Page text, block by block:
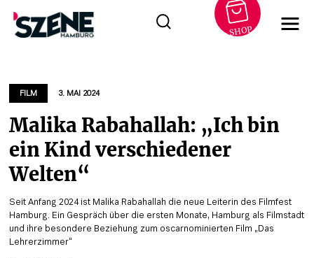
springen
SHOP
FILM 3. MAI 2024
Malika Rabahallah: „Ich bin
ein Kind verschiedener
Welten“
Seit Anfang 2024 ist Malika Rabahallah die neue Leiterin des Filmfest
Hamburg. Ein Gespräch über die ersten Monate, Hamburg als Filmstadt
und ihre besondere Beziehung zum oscarnominierten Film „Das
Lehrerzimmer“